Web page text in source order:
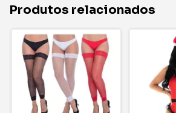
Produtos relacionados